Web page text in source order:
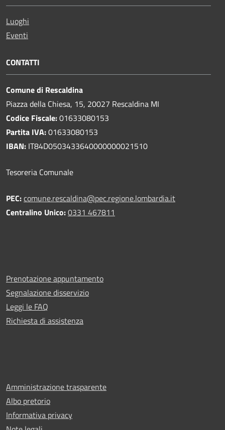
Luoghi
Eventi
CONTATTI
Comune di Rescaldina
Piazza della Chiesa, 15, 20027 Rescaldina MI
Codice Fiscale:01633080153
Partita IVA:01633080153
IBAN: IT84D0503433640000000021510
Tesoreria Comunale
PEC:comune.rescaldina@pec.regione.lombardia.it
Centralino Unico:0331 467811
Prenotazione appuntamento
Segnalazione disservizio
Leggi le FAQ
Richiesta di assistenza
Amministrazione trasparente
Albo pretorio
Informativa privacy